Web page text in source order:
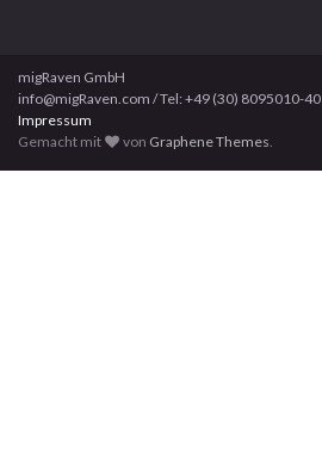
migRaven GmbH
info@migRaven.com / Tel: +49 (30) 8095010-40
Impressum
Gemacht mit
von Graphene Themes